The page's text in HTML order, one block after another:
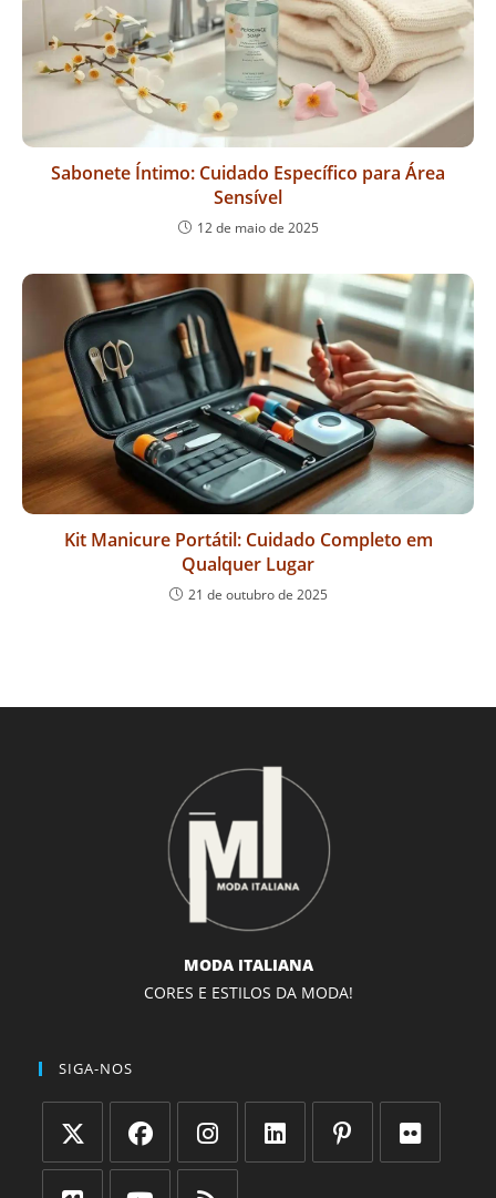
Sabonete Íntimo: Cuidado Específico para Área
Sensível
12 de maio de 2025
Kit Manicure Portátil: Cuidado Completo em
Qualquer Lugar
21 de outubro de 2025
MODA ITALIANA
CORES E ESTILOS DA MODA!
SIGA-NOS
Abre
Abre
Abre